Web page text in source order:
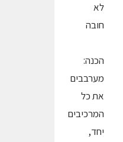
לא
חובה
הכנה:
מערבבים
את כל
המרכיבים
יחד,